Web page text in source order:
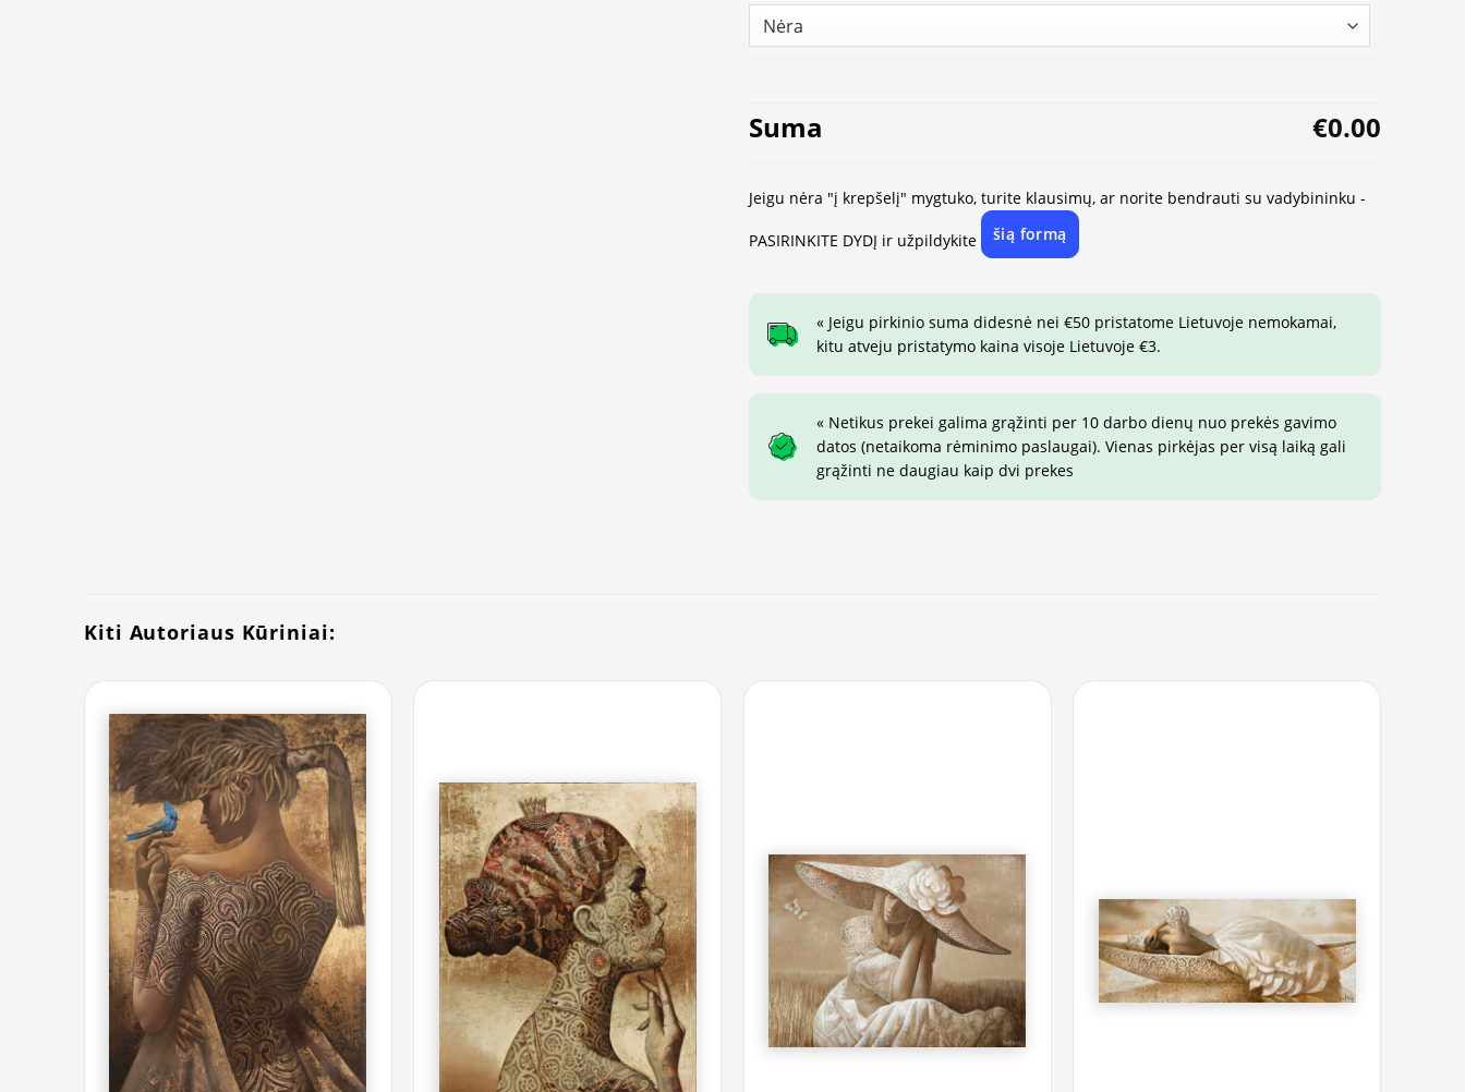
Suma €0.00
Jeigu nėra "į krepšelį" mygtuko, turite klausimų, ar norite bendrauti su vadybininku -
PASIRINKITE DYDĮ ir užpildykite šią formą
« Jeigu pirkinio suma didesnė nei €50 pristatome Lietuvoje nemokamai,
kitu atveju pristatymo kaina visoje Lietuvoje €3.
« Netikus prekei galima grąžinti per 10 darbo dienų nuo prekės gavimo
datos (netaikoma rėminimo paslaugai). Vienas pirkėjas per visą laiką gali
grąžinti ne daugiau kaip dvi prekes
Kiti Autoriaus Kūriniai: